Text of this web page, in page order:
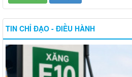
TIN CHỈ ĐẠO - ĐIỀU HÀNH